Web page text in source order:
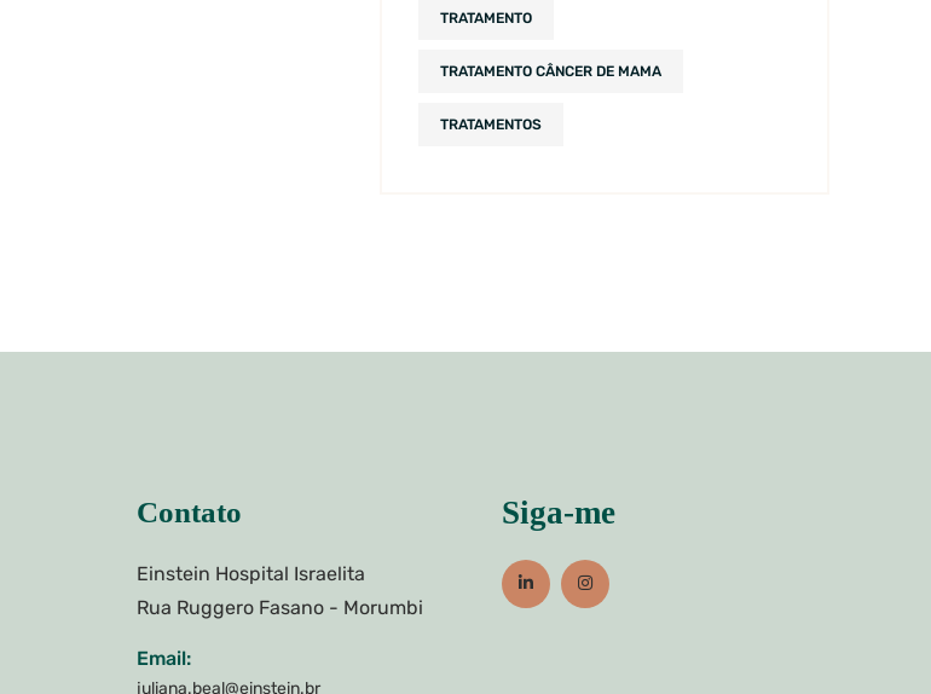
TRATAMENTO
TRATAMENTO CÂNCER DE MAMA
TRATAMENTOS
Contato
Einstein Hospital Israelita
Rua Ruggero Fasano - Morumbi
Email:
juliana.beal@einstein.br
Siga-me